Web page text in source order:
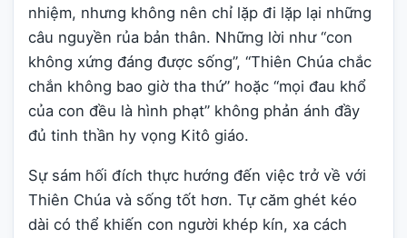
nhiệm, nhưng không nên chỉ lặp đi lặp lại những
câu nguyền rủa bản thân. Những lời như “con
không xứng đáng được sống”, “Thiên Chúa chắc
chắn không bao giờ tha thứ” hoặc “mọi đau khổ
của con đều là hình phạt” không phản ánh đầy
đủ tinh thần hy vọng Kitô giáo.
Sự sám hối đích thực hướng đến việc trở về với
Thiên Chúa và sống tốt hơn. Tự căm ghét kéo
dài có thể khiến con người khép kín, xa cách